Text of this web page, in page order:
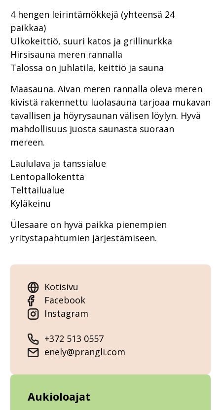
4 hengen leirintämökkejä (yhteensä 24
paikkaa)
Ulkokeittiö, suuri katos ja grillinurkka
Hirsisauna meren rannalla
Talossa on juhlatila, keittiö ja sauna
Maasauna. Aivan meren rannalla oleva meren
kivistä rakennettu luolasauna tarjoaa mukavan
tavallisen ja höyrysaunan välisen löylyn. Hyvä
mahdollisuus juosta saunasta suoraan
mereen.
Laululava ja tanssialue
Lentopallokenttä
Telttailualue
Kyläkeinu
Ülesaare on hyvä paikka pienempien
yritystapahtumien järjestämiseen.
Kotisivu
Facebook
Instagram
+372 513 0557
enely@prangli.com
Aukioloajat